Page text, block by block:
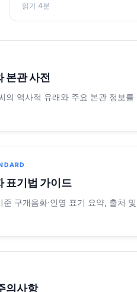
읽기 4분
본관 사전
의 역사적 유래와 주요 본관 정보를
표기법 가이드
준 구개음화·인명 표기 요약, 출처 및
의사항